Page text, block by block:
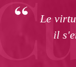
Le
il